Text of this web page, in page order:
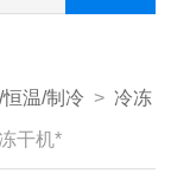
温/制冷 >冷冻
干机*